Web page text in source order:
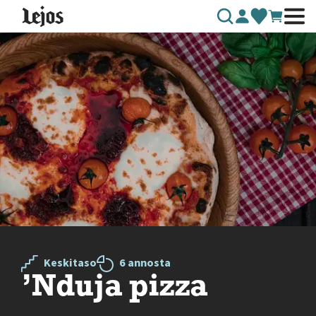
Siirry sisältöön
Keskitaso 6 annosta
’Nduja pizza